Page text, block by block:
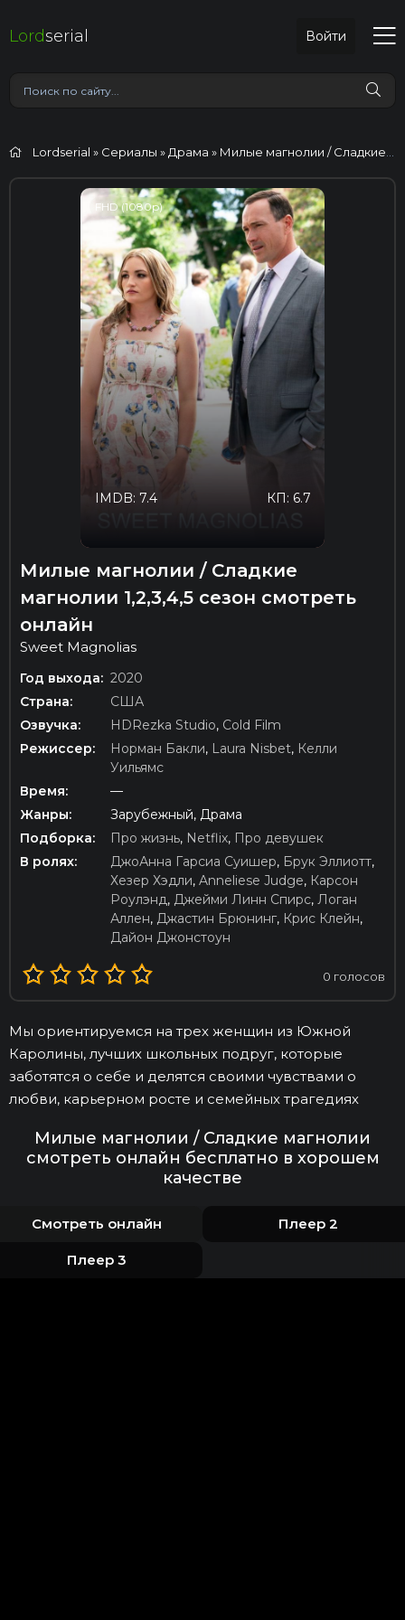
Lordserial Войти
Lordserial » Сериалы » Драма » Милые магнолии / Сладкие магнолии
FHD (1080p)
КП: 6.7
IMDB: 7.4
Милые магнолии / Сладкие
магнолии 1,2,3,4,5 сезон смотреть
онлайн
Sweet Magnolias
Год выхода: 2020
Страна:
США
Озвучка:
HDRezka Studio, Cold Film
Режиссер:
Норман Бакли, Laura Nisbet, Келли
Уильямс
Время:
—
Жанры:
Зарубежный, Драма
Подборка:
Про жизнь, Netflix, Про девушек
В ролях:
ДжоАнна Гарсиа Суишер, Брук Эллиотт,
Хезер Хэдли, Anneliese Judge, Карсон
Роулэнд, Джейми Линн Спирс, Логан
Аллен, Джастин Брюнинг, Крис Клейн,
Дайон Джонстоун
0 голосов
Мы ориентируемся на трех женщин из Южной
Каролины, лучших школьных подруг, которые
заботятся о себе и делятся своими чувствами о
любви, карьерном росте и семейных трагедиях
Милые магнолии / Сладкие магнолии
смотреть онлайн бесплатно в хорошем
качестве
Смотреть онлайн Плеер 2
Плеер 3